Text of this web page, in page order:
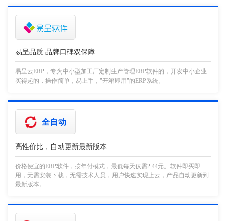
易呈品质 品牌口碑双保障
易呈云ERP，专为中小型加工厂定制生产管理ERP软件的，开发中小企业
买得起的，操作简单，易上手，"开箱即用"的ERP系统。
全自动
高性价比，自动更新最新版本
价格便宜的ERP软件，按年付模式，最低每天仅需2.44元。软件即买即
用，无需安装下载，无需技术人员，用户快速实现上云，产品自动更新到
最新版本。